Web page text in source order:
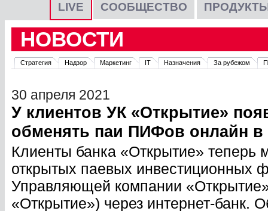
LIVE СООБЩЕСТВО
НОВОСТИ
Стратегия Надзор Маркетинг IT Назначения За рубежом
30 апреля 2021
У клиентов УК «Открытие»
обменять паи ПИФов онлайн в
Клиенты банка «Открытие» теперь
открытых паевых
Управляющей компании
«Открытие») через интернет-банк.